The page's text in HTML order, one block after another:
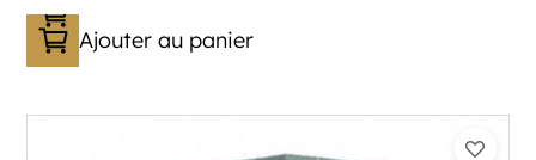
Ajouter au panier